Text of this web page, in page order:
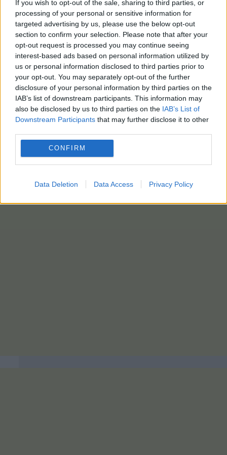
If you wish to opt-out of the sale, sharing to third parties, or
processing of your personal or sensitive information for
targeted advertising by us, please use the below opt-out
section to confirm your selection. Please note that after your
opt-out request is processed you may continue seeing
interest-based ads based on personal information utilized by
us or personal information disclosed to third parties prior to
your opt-out. You may separately opt-out of the further
disclosure of your personal information by third parties on the
IAB’s list of downstream participants. This information may
also be disclosed by us to third parties on the IAB’s List of
Downstream Participants that may further disclose it to other
CONFIRM
Data Deletion Data Access Privacy Policy